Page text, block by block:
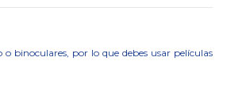
binoculares, por lo que debes usar películas